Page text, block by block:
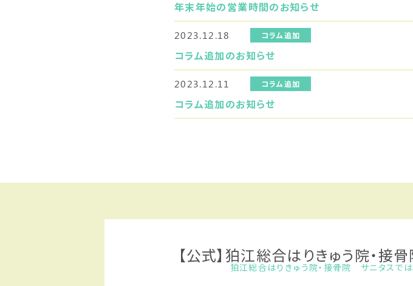
年末年始の営業時間のお知らせ
2023.12.18 コラム追加
コラム追加のお知らせ
2023.12.11 コラム追加
コラム追加のお知らせ
【公式】狛江総合はりきゅう院・
狛江総合はりきゅう院・接骨院 サニタスで